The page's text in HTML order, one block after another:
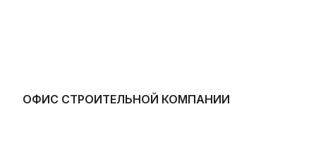
ОФИС СТРОИТЕЛЬНОЙ КОМПАНИИ